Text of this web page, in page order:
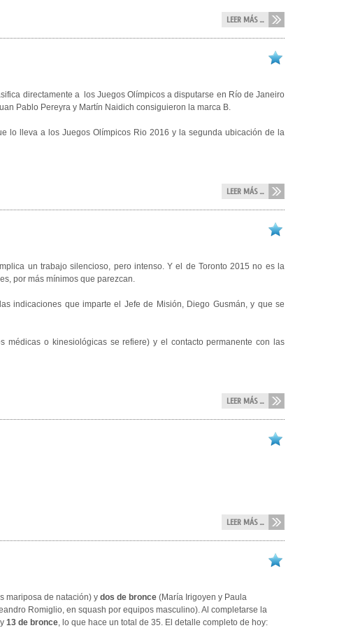
LEER MÁS ...
directamente a los Juegos Olímpicos a disputarse en Río de Janeiro
Pablo Pereyra y Martín Naidich consiguieron la marca B.
lo lleva a los Juegos Olímpicos Rio 2016 y la segunda ubicación de la
LEER MÁS ...
un trabajo silencioso, pero intenso. Y el de Toronto 2015 no es la
por más mínimos que parezcan.
indicaciones que imparte el Jefe de Misión, Diego Gusmán, y que se
médicas o kinesiológicas se refiere) y el contacto permanente con las
LEER MÁS ...
LEER MÁS ...
mariposa de natación) y dos de bronce (María Irigoyen y Paula
Romiglio, en squash por equipos masculino). Al completarse la
y 13 de bronce, lo que hace un total de 35. El detalle completo de hoy: